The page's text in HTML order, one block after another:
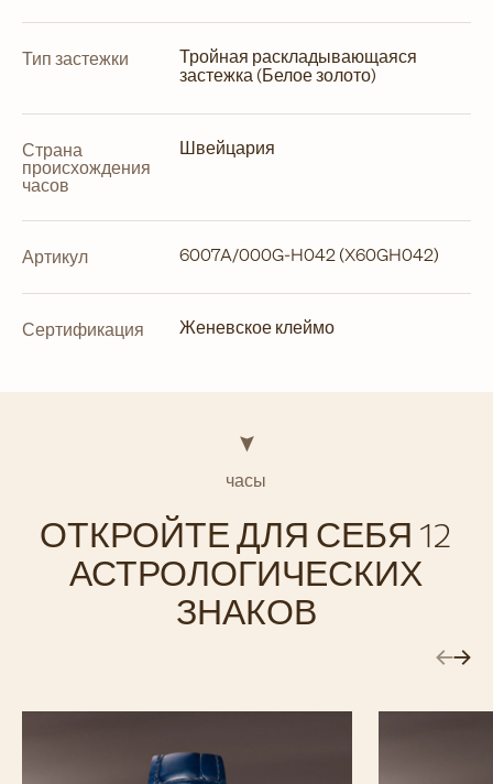
Тип застежки Тройная раскладывающаяся
застежка (Белое золото)
Страна
происхождения
часов
Швейцария
Артикул 6007A/000G-H042 (X60GH042)
Сертификация Женевское клеймо
часы
ОТКРОЙТЕ ДЛЯ СЕБЯ 12
АСТРОЛОГИЧЕСКИХ
ЗНАКОВ